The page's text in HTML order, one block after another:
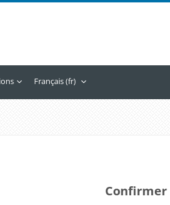
Français ‎(fr)‎
Confirmer